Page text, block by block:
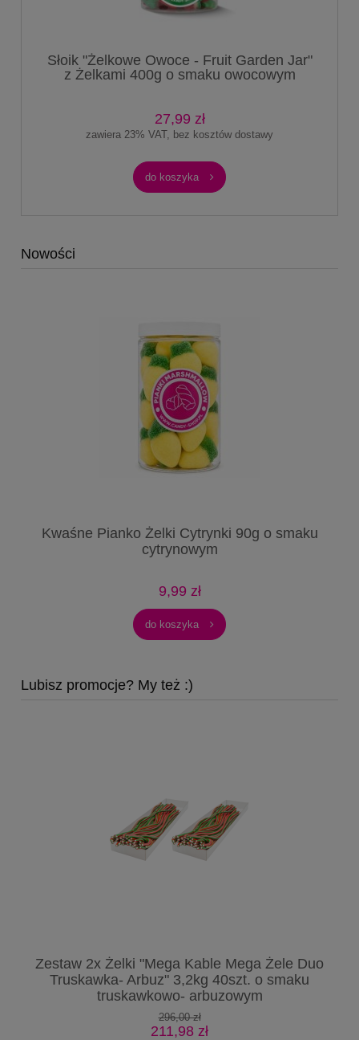
Słoik "Żelkowe Owoce - Fruit Garden Jar"
z Żelkami 400g o smaku owocowym
27,99 zł
zawiera 23% VAT, bez kosztów dostawy
do koszyka
Nowości
Kwaśne Pianko Żelki Cytrynki 90g o smaku
cytrynowym
9,99 zł
do koszyka
Lubisz promocje? My też :)
Zestaw 2x Żelki "Mega Kable Mega Żele Duo
Truskawka- Arbuz" 3,2kg 40szt. o smaku
truskawkowo- arbuzowym
296,00 zł
211,98 zł